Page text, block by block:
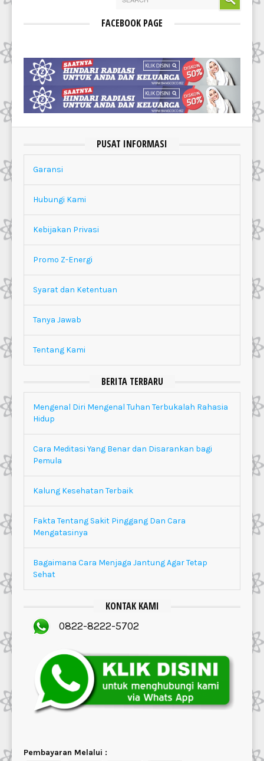
FACEBOOK PAGE
PUSAT INFORMASI
Garansi
Hubungi Kami
Kebijakan Privasi
Promo Z-Energi
Syarat dan Ketentuan
Tanya Jawab
Tentang Kami
BERITA TERBARU
Mengenal Diri Mengenal Tuhan Terbukalah Rahasia
Hidup
Cara Meditasi Yang Benar dan Disarankan bagi
Pemula
Kalung Kesehatan Terbaik
Fakta Tentang Sakit Pinggang Dan Cara
Mengatasinya
Bagaimana Cara Menjaga Jantung Agar Tetap
Sehat
KONTAK KAMI
0822-8222-5702
Pembayaran Melalui :